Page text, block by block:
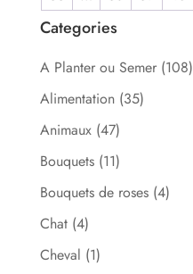
Categories
A Planter ou Semer (108)
Alimentation (35)
Animaux (47)
Bouquets (11)
Bouquets de roses (4)
Chat (4)
Cheval (1)